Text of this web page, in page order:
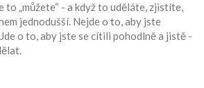
to „můžete“ - a když to uděláte, zjistíte,
jednodušší. Nejde o to, aby jste
o to, aby jste se cítili pohodlně a jistě -